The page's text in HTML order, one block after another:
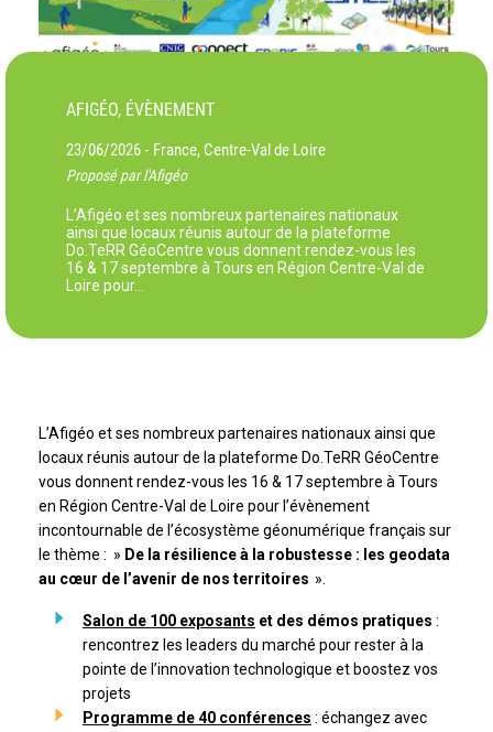
AFIGÉO, ÉVÈNEMENT
23/06/2026 - France, Centre-Val de Loire
Proposé par l'Afigéo
L’Afigéo et ses nombreux partenaires nationaux
ainsi que locaux réunis autour de la plateforme
Do.TeRR GéoCentre vous donnent rendez-vous les
16 & 17 septembre à Tours en Région Centre-Val de
Loire pour…
L’Afigéo et ses nombreux partenaires nationaux ainsi que
locaux réunis autour de la plateforme Do.TeRR GéoCentre
vous donnent rendez-vous les 16 & 17 septembre à Tours
en Région Centre-Val de Loire pour l’évènement
incontournable de l’écosystème géonumérique français sur
le thème : » De la résilience à la robustesse : les geodata
au cœur de l’avenir de nos territoires ».
Salon de 100 exposants et des démos pratiques :
rencontrez les leaders du marché pour rester à la
pointe de l’innovation technologique et boostez vos
projets
Programme de 40 conférences : échangez avec